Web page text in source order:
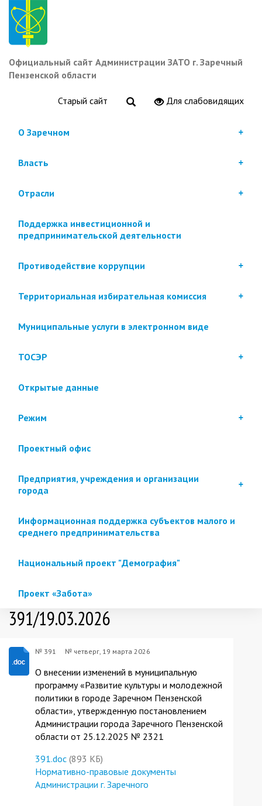
Перейти
основному
содержанию
Официальный сайт Администрации ЗАТО г. Заречный
Пензенской области
Старый сайт Для слабовидящих
О Заречном
Власть
Отрасли
Поддержка инвестиционной и
предпринимательской деятельности
Противодействие коррупции
Территориальная избирательная комиссия
Муниципальные услуги в электронном виде
ТОСЭР
Открытые данные
Режим
Проектный офис
Предприятия, учреждения и организации
города
Информационная поддержка субъектов малого и
среднего предпринимательства
Национальный проект "Демография"
Проект «Забота»
391/19.03.2026
№ 391 № четверг, 19 марта 2026
О внесении изменений в муниципальную
программу «Развитие культуры и молодежной
политики в городе Заречном Пензенской
области», утвержденную постановлением
Администрации города Заречного Пензенской
области от 25.12.2025 № 2321
391.doc (893 КБ)
Нормативно-правовые документы
Администрации г. Заречного